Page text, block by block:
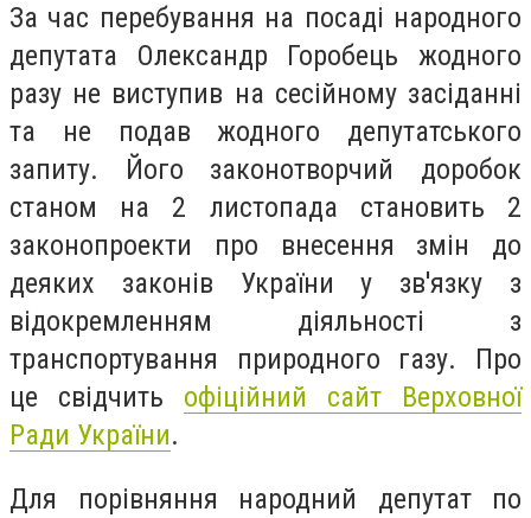
За час перебування на посаді народного
депутата Олександр Горобець жодного
разу не виступив на сесійному засіданні
та не подав жодного депутатського
запиту. Його законотворчий доробок
станом на 2 листопада становить 2
законопроекти про внесення змін до
деяких законів України у зв'язку з
відокремленням діяльності з
транспортування природного газу. Про
це свідчить офіційний сайт Верховної
Ради України.
Для порівняння народний депутат по